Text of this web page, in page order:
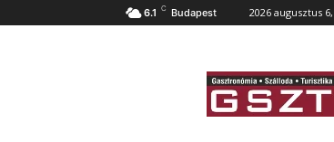
6.1 C Budapest 2026 augusztus